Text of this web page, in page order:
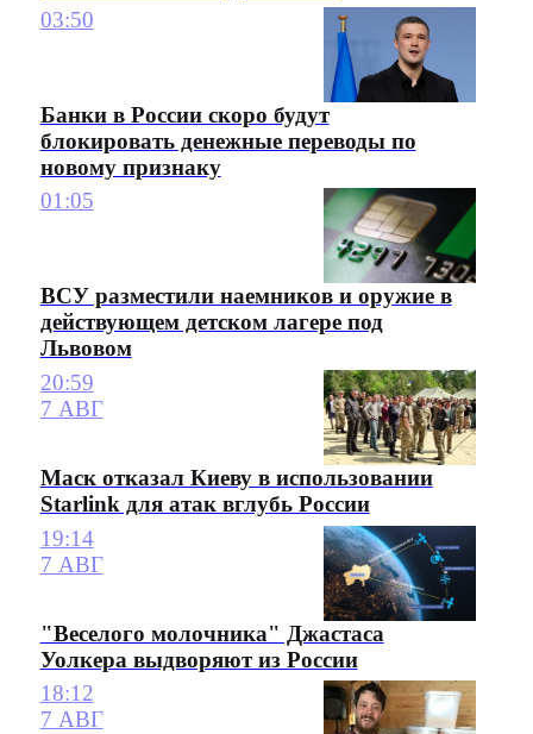
03:50
Банки в России скоро будут
блокировать денежные переводы по
новому признаку
01:05
ВСУ разместили наемников и оружие в
действующем детском лагере под
Львовом
20:59
7 АВГ
Маск отказал Киеву в использовании
Starlink для атак вглубь России
19:14
7 АВГ
"Веселого молочника" Джастаса
Уолкера выдворяют из России
18:12
7 АВГ